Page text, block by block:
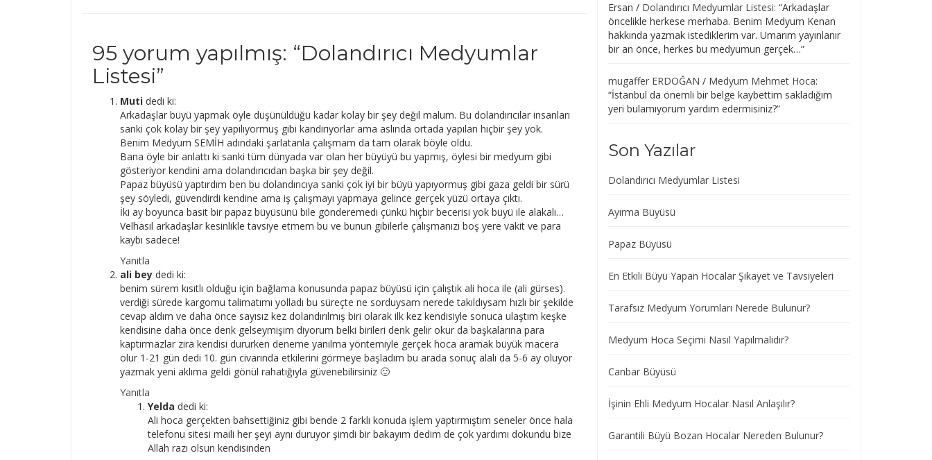
95 yorum yapılmış: “Dolandırıcı Medyumlar
Listesi”
Muti dedi ki:
Arkadaşlar büyü yapmak öyle düşünüldüğü kadar kolay bir şey değil malum. Bu dolandırıcılar insanları
sanki çok kolay bir şey yapılıyormuş gibi kandırıyorlar ama aslında ortada yapılan hiçbir şey yok.
Benim Medyum SEMİH adındaki şarlatanla çalışmam da tam olarak böyle oldu.
Bana öyle bir anlattı ki sanki tüm dünyada var olan her büyüyü bu yapmış, öylesi bir medyum gibi
gösteriyor kendini ama dolandırıcıdan başka bir şey değil.
Papaz büyüsü yaptırdım ben bu dolandırıcıya sanki çok iyi bir büyü yapıyormuş gibi gaza geldi bir sürü
şey söyledi, güvendirdi kendine ama iş çalışmayı yapmaya gelince gerçek yüzü ortaya çıktı.
İki ay boyunca basit bir papaz büyüsünü bile gönderemedi çünkü hiçbir becerisi yok büyü ile alakalı…
Velhasıl arkadaşlar kesinlikle tavsiye etmem bu ve bunun gibilerle çalışmanızı boş yere vakit ve para
kaybı sadece!
Yanıtla
ali bey dedi ki:
benim sürem kısıtlı olduğu için bağlama konusunda papaz büyüsü için çalıştık ali hoca ile (ali gürses).
verdiği sürede kargomu talimatımı yolladı bu süreçte ne sorduysam nerede takıldıysam hızlı bir şekilde
cevap aldım ve daha önce sayısız kez dolandırılmış biri olarak ilk kez kendisiyle sonuca ulaştım keşke
kendisine daha önce denk gelseymişim diyorum belki birileri denk gelir okur da başkalarına para
kaptırmazlar zira kendisi dururken deneme yanılma yöntemiyle gerçek hoca aramak büyük macera
olur 1-21 gün dedi 10. gün civarında etkilerini görmeye başladım bu arada sonuç alalı da 5-6 ay oluyor
yazmak yeni aklıma geldi gönül rahatığıyla güvenebilirsiniz 🙂
Yanıtla
Yelda dedi ki:
Ali hoca gerçekten bahsettiğiniz gibi bende 2 farklı konuda işlem yaptırmıştım seneler önce hala
telefonu sitesi maili her şeyi aynı duruyor şimdi bir bakayım dedim de çok yardımı dokundu bize
Allah razı olsun kendisinden
Ersan / Dolandırıcı Medyumlar Listesi: “Arkadaşlar
öncelikle herkese merhaba. Benim Medyum Kenan
hakkında yazmak istediklerim var. Umarım yayınlanır
bir an önce, herkes bu medyumun gerçek…”
mugaffer ERDOĞAN / Medyum Mehmet Hoca:
“İstanbul da önemli bir belge kaybettim sakladığım
yeri bulamıyorum yardım edermisiniz?”
Son Yazılar
Dolandırıcı Medyumlar Listesi
Ayırma Büyüsü
Papaz Büyüsü
En Etkili Büyü Yapan Hocalar Şikayet ve Tavsiyeleri
Tarafsız Medyum Yorumları Nerede Bulunur?
Medyum Hoca Seçimi Nasıl Yapılmalıdır?
Canbar Büyüsü
İşinin Ehli Medyum Hocalar Nasıl Anlaşılır?
Garantili Büyü Bozan Hocalar Nereden Bulunur?